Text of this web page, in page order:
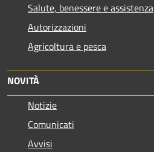
Salute, benessere e assistenza
Autorizzazioni
Agricoltura e pesca
NOVITÀ
Notizie
Comunicati
Avvisi